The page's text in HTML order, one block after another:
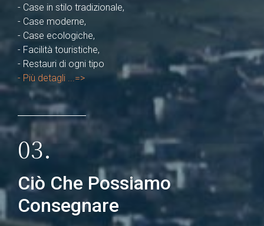
- Case in stilo tradizionale,
- Case moderne,
- Case ecologiche,
- Facilità touristiche,
- Restauri di ogni tipo
- Più detagli ...=>
03.
Ciò Che Possiamo
Consegnare